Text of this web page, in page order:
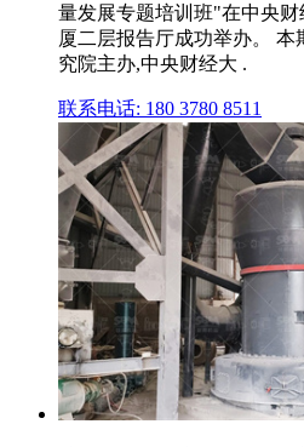
量发展专题培训班"在中央
厦二层报告厅成功举办。
究院主办,中央财经大 .
联系电话: 180 3780 8511